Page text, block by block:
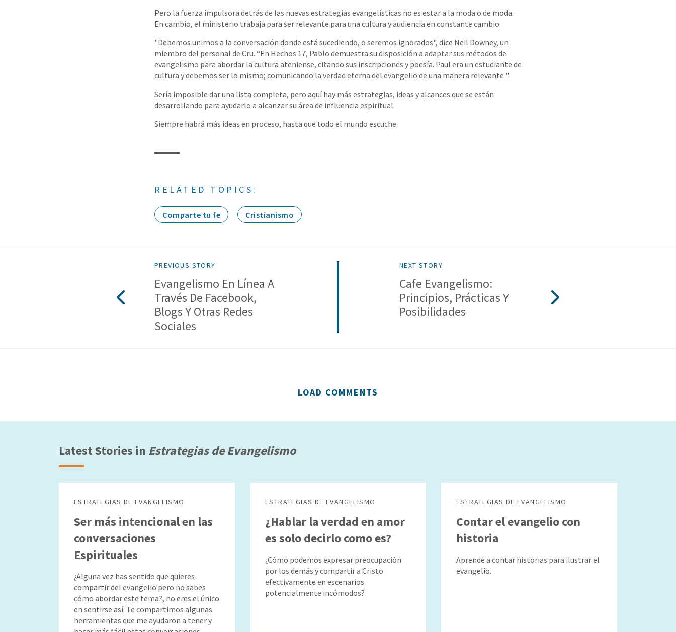
Pero la fuerza impulsora detrás de las nuevas estrategias evangelísticas no es estar a la moda o de moda.
En cambio, el ministerio trabaja para ser relevante para una cultura y audiencia en constante cambio.
"Debemos unirnos a la conversación donde está sucediendo, o seremos ignorados", dice Neil Downey, un
miembro del personal de Cru. “En Hechos 17, Pablo demuestra su disposición a adaptar sus métodos de
evangelismo para abordar la cultura ateniense, citando sus inscripciones y poesía. Paul era un estudiante de
cultura y debemos ser lo mismo; comunicando la verdad eterna del evangelio de una manera relevante ".
Sería imposible dar una lista completa, pero aquí hay más estrategias, ideas y alcances que se están
desarrollando para ayudarlo a alcanzar su área de influencia espiritual.
Siempre habrá más ideas en proceso, hasta que todo el mundo escuche.
RELATED TOPICS:
Comparte tu fe Cristianismo
PREVIOUS STORY
Evangelismo En Línea A
Través De Facebook,
Blogs Y Otras Redes
Sociales
NEXT STORY
Cafe Evangelismo:
Principios, Prácticas Y
Posibilidades
LOAD COMMENTS
Latest Stories in Estrategias de Evangelismo
ESTRATEGIAS DE EVANGELISMO
Ser más intencional en las
conversaciones
Espirituales
¿Alguna vez has sentido que quieres
compartir del evangelio pero no sabes
cómo abordar este tema?, no eres el único
en sentirse así. Te compartimos algunas
herramientas que me ayudaron a tener y
ESTRATEGIAS DE EVANGELISMO
¿Hablar la verdad en amor
es solo decirlo como es?
¿Cómo podemos expresar preocupación
por los demás y compartir a Cristo
efectivamente en escenarios
potencialmente incómodos?
ESTRATEGIAS DE EVANGELISMO
Contar el evangelio con
historia
Aprende a contar historias para ilustrar el
evangelio.